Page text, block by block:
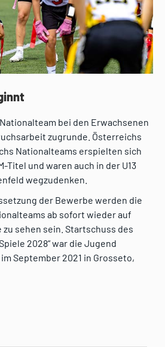
bei den Erwachsenen
zugrunde. Österreichs
Nationalteams erspielten sich
Titel und waren auch in der U13
wegzudenken.
der Bewerbe werden die
ab sofort wieder auf
sehen sein. Startschuss des
2028“ war die Jugend
September 2021 in Grosseto,